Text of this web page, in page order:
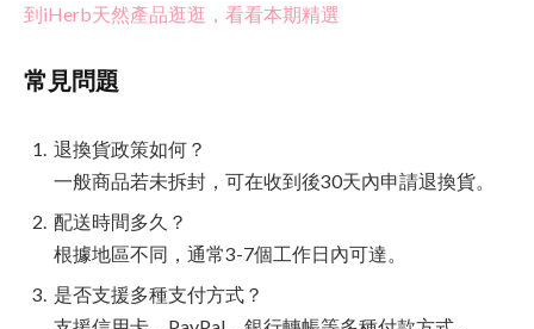
到iHerb天然產品逛逛，看看本期精選
常見問題
退換貨政策如何？
一般商品若未拆封，可在收到後30天內申請退換貨。
配送時間多久？
根據地區不同，通常3-7個工作日內可達。
是否支援多種支付方式？